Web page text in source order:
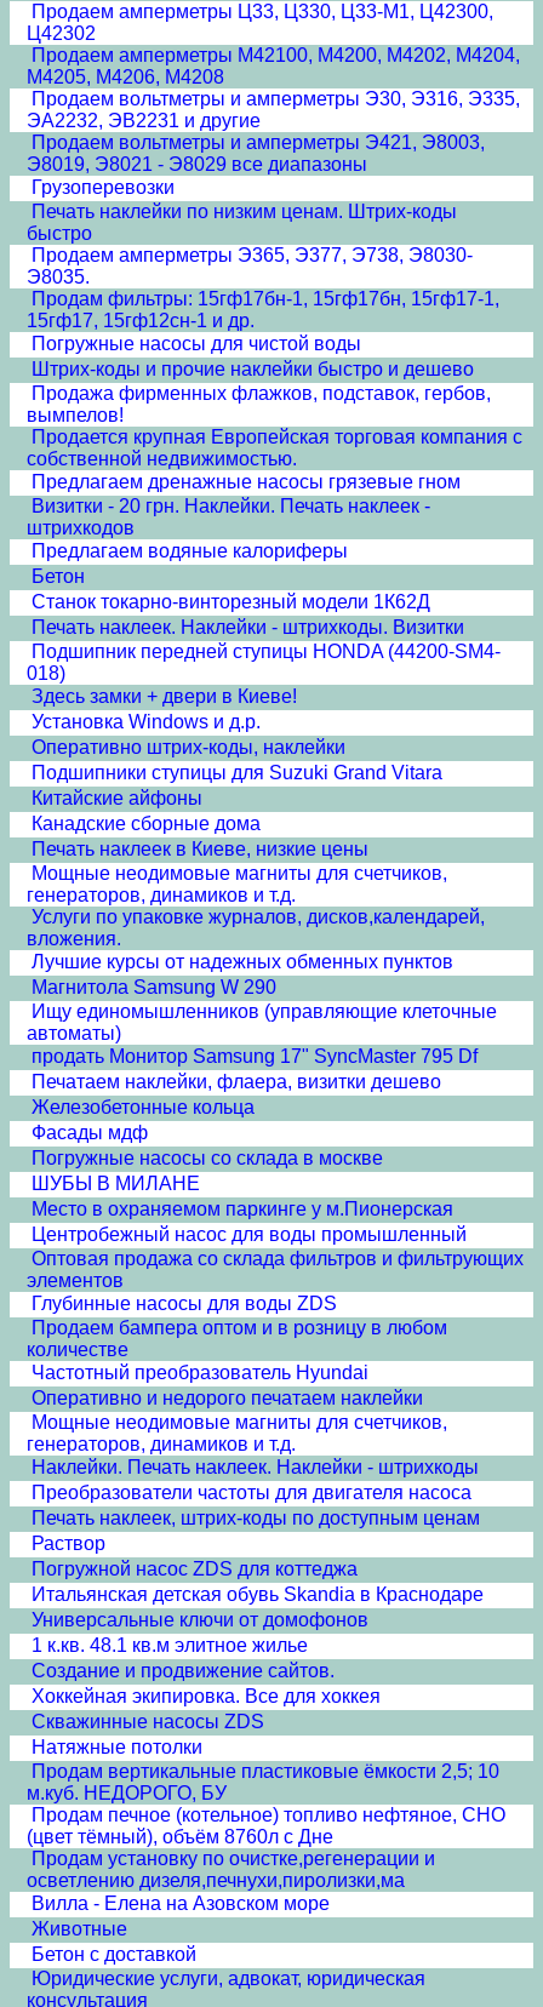
Продаем амперметры Ц33, Ц330, Ц33-М1, Ц42300,
Ц42302
Продаем амперметры М42100, М4200, М4202, М4204,
М4205, М4206, М4208
Продаем вольтметры и амперметры Э30, Э316, Э335,
ЭА2232, ЭВ2231 и другие
Продаем вольтметры и амперметры Э421, Э8003,
Э8019, Э8021 - Э8029 все диапазоны
Грузоперевозки
Печать наклейки по низким ценам. Штрих-коды
быстро
Продаем амперметры Э365, Э377, Э738, Э8030-
Э8035.
Продам фильтры: 15гф17бн-1, 15гф17бн, 15гф17-1,
15гф17, 15гф12сн-1 и др.
Погружные насосы для чистой воды
Штрих-коды и прочие наклейки быстро и дешево
Продажа фирменных флажков, подставок, гербов,
вымпелов!
Продается крупная Европейская торговая компания с
собственной недвижимостью.
Предлагаем дренажные насосы грязевые гном
Визитки - 20 грн. Наклейки. Печать наклеек -
штрихкодов
Предлагаем водяные калориферы
Бетон
Станок токарно-винторезный модели 1К62Д
Печать наклеек. Наклейки - штрихкоды. Визитки
Подшипник передней ступицы HONDA (44200-SM4-
018)
Здесь замки + двери в Киеве!
Установка Windows и д.р.
Оперативно штрих-коды, наклейки
Подшипники ступицы для Suzuki Grand Vitara
Китайские айфоны
Канадские сборные дома
Печать наклеек в Киеве, низкие цены
Мощные неодимовые магниты для счетчиков,
генераторов, динамиков и т.д.
Услуги по упаковке журналов, дисков,календарей,
вложения.
Лучшие курсы от надежных обменных пунктов
Магнитола Samsung W 290
Ищу единомышленников (управляющие клеточные
автоматы)
продать Монитор Samsung 17" SyncMaster 795 Df
Печатаем наклейки, флаера, визитки дешево
Железобетонные кольца
Фасады мдф
Погружные насосы со склада в москве
ШУБЫ В МИЛАНЕ
Место в охраняемом паркинге у м.Пионерская
Центробежный насос для воды промышленный
Оптовая продажа со склада фильтров и фильтрующих
элементов
Глубинные насосы для воды ZDS
Продаем бампера оптом и в розницу в любом
количестве
Частотный преобразователь Hyundai
Оперативно и недорого печатаем наклейки
Мощные неодимовые магниты для счетчиков,
генераторов, динамиков и т.д.
Наклейки. Печать наклеек. Наклейки - штрихкоды
Преобразователи частоты для двигателя насоса
Печать наклеек, штрих-коды по доступным ценам
Раствор
Погружной насос ZDS для коттеджа
Итальянская детская обувь Skandia в Краснодаре
Универсальные ключи от домофонов
1 к.кв. 48.1 кв.м элитное жилье
Создание и продвижение сайтов.
Хоккейная экипировка. Все для хоккея
Скважинные насосы ZDS
Натяжные потолки
Продам вертикальные пластиковые ёмкости 2,5; 10
м.куб. НЕДОРОГО, БУ
Продам печное (котельное) топливо нефтяное, СНО
(цвет тёмный), объём 8760л с Дне
Продам установку по очистке,регенерации и
осветлению дизеля,печнухи,пиролизки,ма
Вилла - Елена на Азовском море
Животные
Бетон с доставкой
Юридические услуги, адвокат, юридическая
консультация